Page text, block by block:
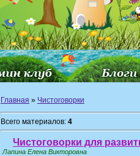
Главная » Чистоговорки
Всего материалов: 4
Чистоговорки для
Лапина Елена Викторовна